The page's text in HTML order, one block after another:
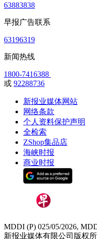
63883838
早报广告联系
63196319
新闻热线
1800-7416388
或 92288736
新报业媒体网站
网络条款
个人资料保护声明
全检索
ZShop集品店
海峡时报
商业时报
MDDI (P) 025/05/2026,
新报业媒体有限公司版权